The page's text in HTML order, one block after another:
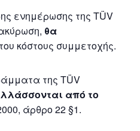
ενημέρωσης της TÜV
θα
του κόστους συμμετοχής.
της TÜV
από το
άρθρο 22 §1.